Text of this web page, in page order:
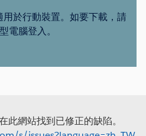
用於行動裝置。如要下載，請
電腦登入。
此網站找到已修正的缺陷。